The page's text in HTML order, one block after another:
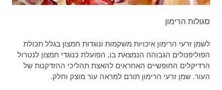
סגולות הרימון
לשמן זרעי הרימון איכויות משקמות ונוגדות חמצון בגלל תכולת
הפוליפנולים הגבוהה הנמצאת בו, הפועלת כנוגדי חמצון לנטרול
הרדיקלים החופשיים האחראים להאצת תהליכי ההזדקנות של
העור. שמן זרעי הרימון תורם למראה עור מוצק וחלק.